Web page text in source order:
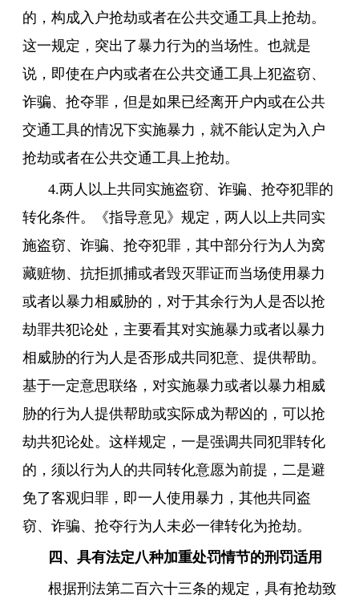
的，构成入户抢劫或者在公共交通工具上抢劫。
这一规定，突出了暴力行为的当场性。也就是
说，即使在户内或者在公共交通工具上犯盗窃、
诈骗、抢夺罪，但是如果已经离开户内或在公共
交通工具的情况下实施暴力，就不能认定为入户
抢劫或者在公共交通工具上抢劫。
4.两人以上共同实施盗窃、诈骗、抢夺犯罪的
转化条件。《指导意见》规定，两人以上共同实
施盗窃、诈骗、抢夺犯罪，其中部分行为人为窝
藏赃物、抗拒抓捕或者毁灭罪证而当场使用暴力
或者以暴力相威胁的，对于其余行为人是否以抢
劫罪共犯论处，主要看其对实施暴力或者以暴力
相威胁的行为人是否形成共同犯意、提供帮助。
基于一定意思联络，对实施暴力或者以暴力相威
胁的行为人提供帮助或实际成为帮凶的，可以抢
劫共犯论处。这样规定，一是强调共同犯罪转化
的，须以行为人的共同转化意愿为前提，二是避
免了客观归罪，即一人使用暴力，其他共同盗
窃、诈骗、抢夺行为人未必一律转化为抢劫。
四、具有法定八种加重处罚情节的刑罚适用
根据刑法第二百六十三条的规定，具有抢劫致